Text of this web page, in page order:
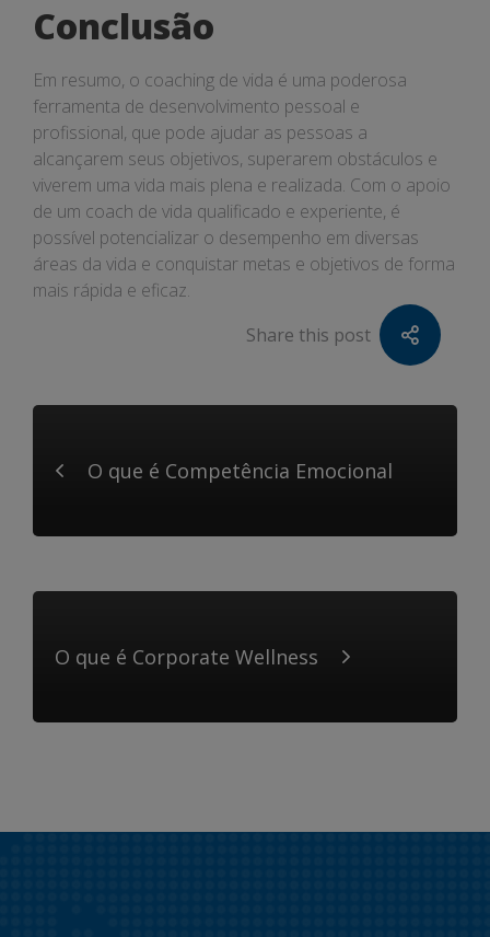
Conclusão
Em resumo, o coaching de vida é uma poderosa
ferramenta de desenvolvimento pessoal e
profissional, que pode ajudar as pessoas a
alcançarem seus objetivos, superarem obstáculos e
viverem uma vida mais plena e realizada. Com o apoio
de um coach de vida qualificado e experiente, é
possível potencializar o desempenho em diversas
áreas da vida e conquistar metas e objetivos de forma
mais rápida e eficaz.
Share this post
O que é Competência Emocional
O que é Corporate Wellness